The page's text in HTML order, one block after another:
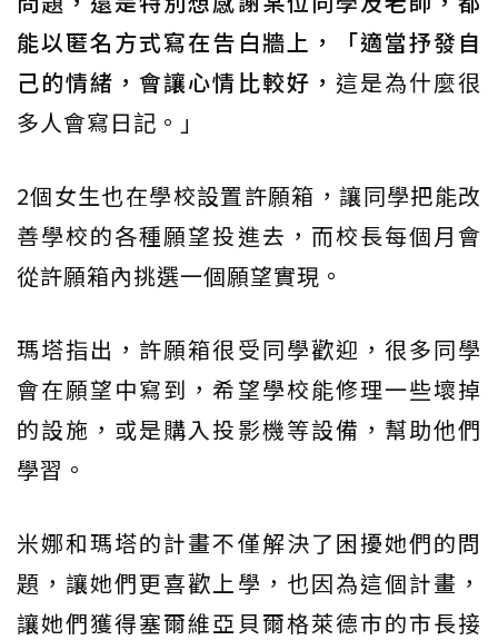
能以匿名方式寫在告白牆上，「適當抒發自
己的情緒，會讓心情比較好， 這是為什麼很
多人會寫日記。」
2個女生也在學校設置許願箱，讓同學把能改
善學校的各種願望投進去，而校長每個月會
從許願箱內挑選一個願望實現。
瑪塔指出，許願箱很受同學歡迎，很多同學
會在願望中寫到，希望學校能修理一些壞掉
的設施，或是購入投影機等設備，幫助他們
學習。
米娜和瑪塔的計畫不僅解決了困擾她們的問
題，讓她們更喜歡上學，也因為這個計畫，
讓她們獲得塞爾維亞貝爾格萊德市的市長接